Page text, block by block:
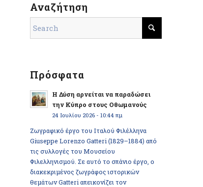
Αναζήτηση
Πρόσφατα
Η Δύση αρνείται να παραδώσει
την Κύπρο στους Οθωμανούς
24 Ιουλίου 2026 - 10:44 πμ
Ζωγραφικό έργο του Ιταλού Φιλέλληνα
Giuseppe Lorenzo Gatteri (1829–1884) από
τις συλλογές του Μουσείου
Φιλελληνισμού. Σε αυτό το σπάνιο έργο, ο
διακεκριμένος ζωγράφος ιστορικών
θεμάτων Gatteri απεικονίζει τον